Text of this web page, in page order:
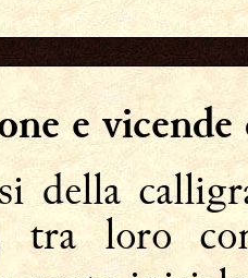
e vicende
della
tra loro